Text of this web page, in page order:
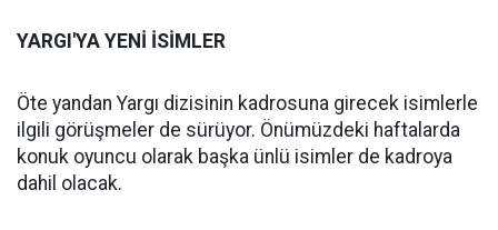
YARGI'YA YENİ İSİMLER
Öte yandan Yargı dizisinin kadrosuna girecek isimlerle
ilgili görüşmeler de sürüyor. Önümüzdeki haftalarda
konuk oyuncu olarak başka ünlü isimler de kadroya
dahil olacak.